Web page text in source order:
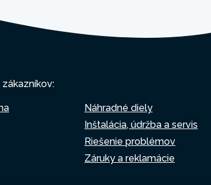
Náhradné diely
Inštalácia, údržba a servis
Riešenie problémov
Záruky a reklamácie